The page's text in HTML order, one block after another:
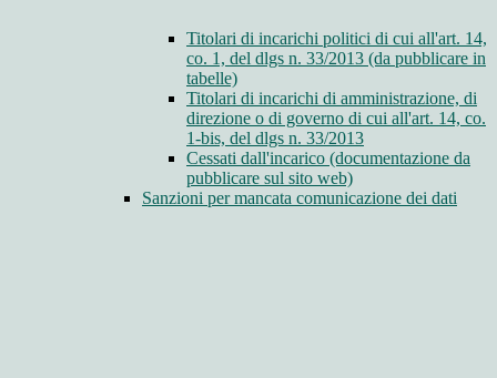
Titolari di incarichi politici di cui all'art. 14,
co. 1, del dlgs n. 33/2013 (da pubblicare in
tabelle)
Titolari di incarichi di amministrazione, di
direzione o di governo di cui all'art. 14, co.
1-bis, del dlgs n. 33/2013
Cessati dall'incarico (documentazione da
pubblicare sul sito web)
Sanzioni per mancata comunicazione dei dati